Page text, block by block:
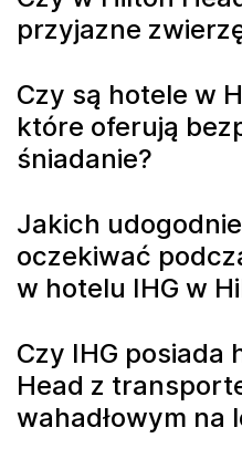
przyjazne
Czy są hotele w
które oferują
śniadanie?
Jakich
oczekiwać
w hotelu IHG w
Czy IHG posiada
Head z
wahadłowym na